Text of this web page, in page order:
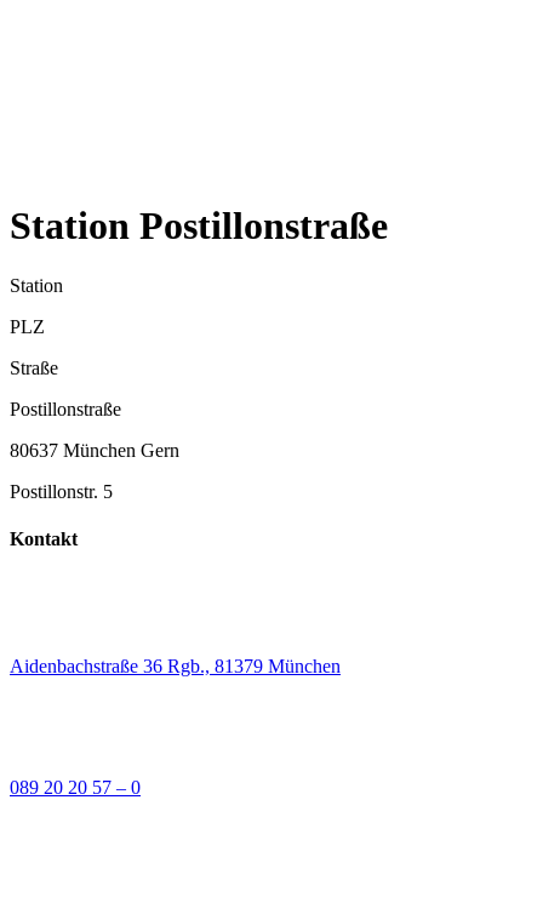
Station Postillonstraße
Station
PLZ
Straße
Postillonstraße
80637 München Gern
Postillonstr. 5
Kontakt
Aidenbachstraße 36 Rgb., 81379 München
089 20 20 57 – 0